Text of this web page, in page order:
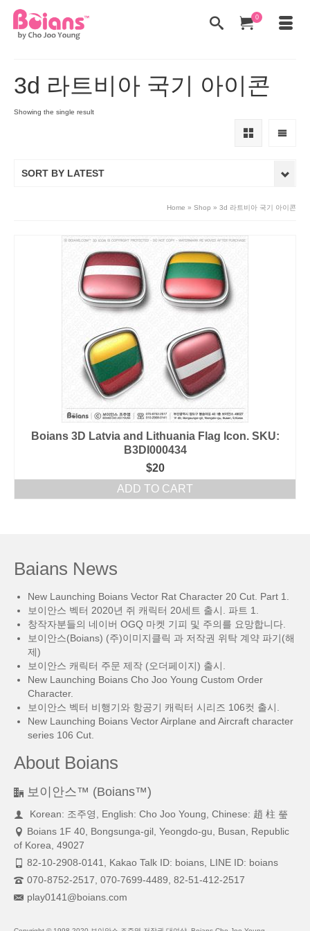
0
3d 라트비아 국기 아이콘
Showing the single result
SORT BY LATEST
Home » Shop » 3d 라트비아 국기 아이콘
Boians 3D Latvia and Lithuania Flag Icon. SKU:
B3DI000434
$20
ADD TO CART
Baians News
New Launching Boians Vector Rat Character 20 Cut. Part 1.
보이안스 벡터 2020년 쥐 캐릭터 20세트 출시. 파트 1.
창작자분들의 네이버 OGQ 마켓 기피 및 주의를 요망합니다.
보이안스(Boians) (주)이미지클릭 과 저작권 위탁 계약 파기(해
제)
보이안스 캐릭터 주문 제작 (오더페이지) 출시.
New Launching Boians Cho Joo Young Custom Order
Character.
보이안스 벡터 비행기와 항공기 캐릭터 시리즈 106컷 출시.
New Launching Boians Vector Airplane and Aircraft character
series 106 Cut.
About Boians
보이안스™ (Boians™)
Korean: 조주영, English: Cho Joo Young, Chinese: 趙 柱 瑩
Boians 1F 40, Bongsunga-gil, Yeongdo-gu, Busan, Republic
of Korea, 49027
82-10-2908-0141, Kakao Talk ID: boians, LINE ID: boians
070-8752-2517, 070-7699-4489, 82-51-412-2517
play0141@boians.com